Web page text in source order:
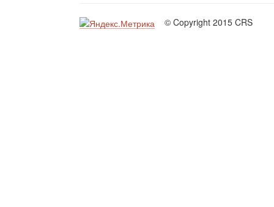
© Copyright 2015 CRS